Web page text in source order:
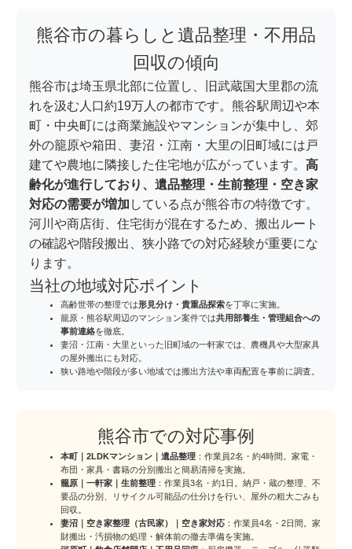
熊谷市の暮らしと遺品整理・不用品
回収の傾向
熊谷市は埼玉県北部に位置し、旧武蔵国大里郡の流
れを汲む人口約19万人の都市です。熊谷駅周辺や本
町・中央町には商業施設やマンションが集中し、郊
外の籠原や箱田、妻沼・江南・大里の旧町域には戸
建てや農地に隣接した住宅地が広がっています。 高
齢化が進行しており、遺品整理・生前整理・空き家
対応の需要が増加 している点が熊谷市の特徴です。
河川や商店街、住宅街が混在するため、搬出ルート
の確認や階段搬出、狭小路での対応経験が重要にな
ります。
当社の地域対応ポイント
高齢世帯の整理では形見分け・貴重品探索を丁寧に実施。
籠原・熊谷駅周辺のマンション案件では共用部養生・管理組合への
事前連絡を徹底。
妻沼・江南・大里といった旧町域の一軒家では、農機具や大型家具
の屋外搬出にも対応。
狭い路地や階段が多い地域では搬出方法や車両配置を事前に調査。
熊谷市での対応事例
本町｜2LDKマンション｜遺品整理 ：作業員2名・約4時間。家電・
布団・家具・書籍の分別搬出と簡易清掃を実施。
籠原｜一軒家｜生前整理 ：作業員3名・約1日。納戸・蔵の整理、不
要品の分別、リサイクル可能品の仕分けを行い、屋外の粗大ごみも
回収。
妻沼｜空き家整理（古民家）｜空き家対応 ：作業員4名・2日間。家
財搬出・汚損物の処理・解体前の撤去準備を実施。